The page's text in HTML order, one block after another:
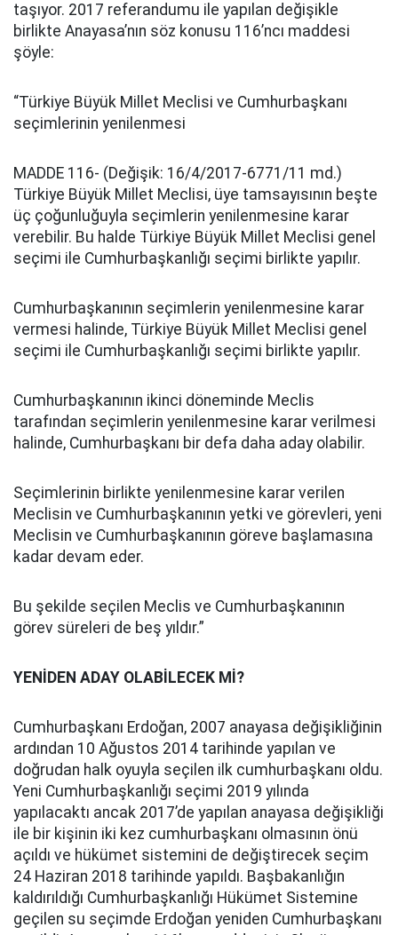
taşıyor. 2017 referandumu ile yapılan değişikle
birlikte Anayasa’nın söz konusu 116’ncı maddesi
şöyle:
“Türkiye Büyük Millet Meclisi ve Cumhurbaşkanı
seçimlerinin yenilenmesi
MADDE 116- (Değişik: 16/4/2017-6771/11 md.)
Türkiye Büyük Millet Meclisi, üye tamsayısının beşte
üç çoğunluğuyla seçimlerin yenilenmesine karar
verebilir. Bu halde Türkiye Büyük Millet Meclisi genel
seçimi ile Cumhurbaşkanlığı seçimi birlikte yapılır.
Cumhurbaşkanının seçimlerin yenilenmesine karar
vermesi halinde, Türkiye Büyük Millet Meclisi genel
seçimi ile Cumhurbaşkanlığı seçimi birlikte yapılır.
Cumhurbaşkanının ikinci döneminde Meclis
tarafından seçimlerin yenilenmesine karar verilmesi
halinde, Cumhurbaşkanı bir defa daha aday olabilir.
Seçimlerinin birlikte yenilenmesine karar verilen
Meclisin ve Cumhurbaşkanının yetki ve görevleri, yeni
Meclisin ve Cumhurbaşkanının göreve başlamasına
kadar devam eder.
Bu şekilde seçilen Meclis ve Cumhurbaşkanının
görev süreleri de beş yıldır.”
YENİDEN ADAY OLABİLECEK Mİ?
Cumhurbaşkanı Erdoğan, 2007 anayasa değişikliğinin
ardından 10 Ağustos 2014 tarihinde yapılan ve
doğrudan halk oyuyla seçilen ilk cumhurbaşkanı oldu.
Yeni Cumhurbaşkanlığı seçimi 2019 yılında
yapılacaktı ancak 2017’de yapılan anayasa değişikliği
ile bir kişinin iki kez cumhurbaşkanı olmasının önü
açıldı ve hükümet sistemini de değiştirecek seçim
24 Haziran 2018 tarihinde yapıldı. Başbakanlığın
kaldırıldığı Cumhurbaşkanlığı Hükümet Sistemine
geçilen su seçimde Erdoğan yeniden Cumhurbaşkanı